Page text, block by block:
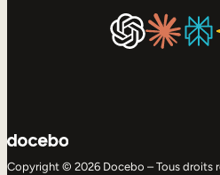
Copyright © 2026 Docebo – Tous droits